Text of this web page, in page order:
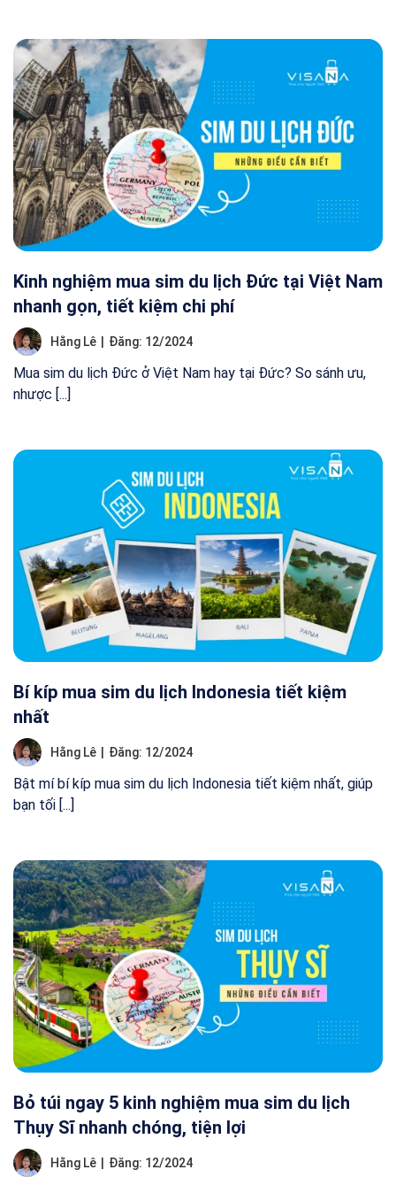
Kinh nghiệm mua sim du lịch Đức tại Việt Nam
nhanh gọn, tiết kiệm chi phí
Hằng Lê Đăng: 12/2024
Mua sim du lịch Đức ở Việt Nam hay tại Đức? So sánh ưu,
nhược [...]
Bí kíp mua sim du lịch Indonesia tiết kiệm
nhất
Hằng Lê Đăng: 12/2024
Bật mí bí kíp mua sim du lịch Indonesia tiết kiệm nhất, giúp
bạn tối [...]
Bỏ túi ngay 5 kinh nghiệm mua sim du lịch
Thụy Sĩ nhanh chóng, tiện lợi
Hằng Lê Đăng: 12/2024